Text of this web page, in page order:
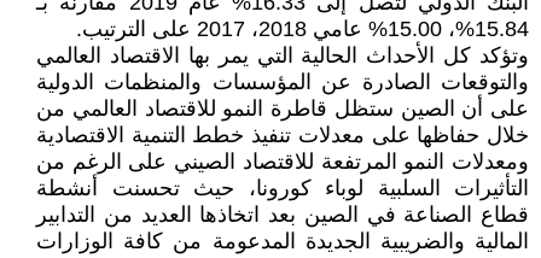
15.84%، 15.00% عامي 2018، 2017 على الترتيب.
وتؤكد كل الأحداث الحالية التي يمر بها الاقتصاد العالمي
والتوقعات الصادرة عن المؤسسات والمنظمات الدولية
على أن الصين ستظل قاطرة النمو للاقتصاد العالمي من
خلال حفاظها على معدلات تنفيذ خطط التنمية الاقتصادية
ومعدلات النمو المرتفعة للاقتصاد الصيني على الرغم من
التأثيرات السلبية لوباء كورونا، حيث تحسنت أنشطة
قطاع الصناعة في الصين بعد اتخاذها العديد من التدابير
المالية والضريبية الجديدة المدعومة من كافة الوزارات